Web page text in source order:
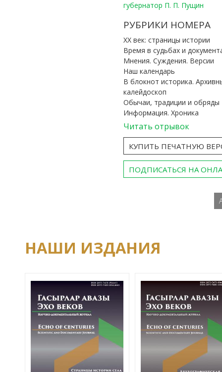
губернатор П. П. Пущин
РУБРИКИ НОМЕРА
ХХ век: страницы истории
Время в судьбах и
Мнения. Суждения. Версии
Наш календарь
В блокнот историка.
калейдоскоп
Обычаи, традиции и обряды
Информация. Хроника
Читать отрывок
КУПИТЬ ПЕЧАТНУЮ
ПОДПИСАТЬСЯ НА
НАШИ ИЗДАНИЯ